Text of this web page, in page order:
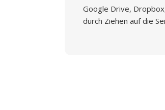
Google Drive,
durch Ziehen auf die